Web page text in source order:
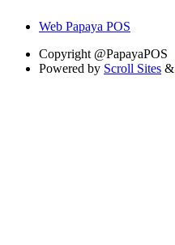
Web Papaya POS
Copyright @PapayaPOS
Powered by Scroll Sites &